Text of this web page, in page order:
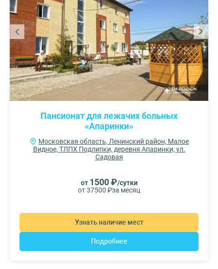
Пансионат для лежачих больных
«Апаринки»
Московская область, Ленинский район, Малое
Видное, ТЛПХ Подлипки, деревня Апаринки, ул.
Садовая
от 1500 ₽/сутки
от 37500 ₽за месяц
Узнать наличие мест
Подробнее